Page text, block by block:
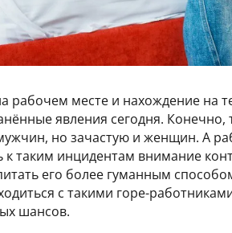
рабочем месте и нахождение на
явления сегодня. Конечно,
но зачастую и женщин. А
к таким инцидентам внимание
его более гуманным
с такими горе-
шансов.